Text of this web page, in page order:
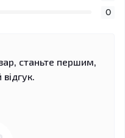
0
станьте першим,